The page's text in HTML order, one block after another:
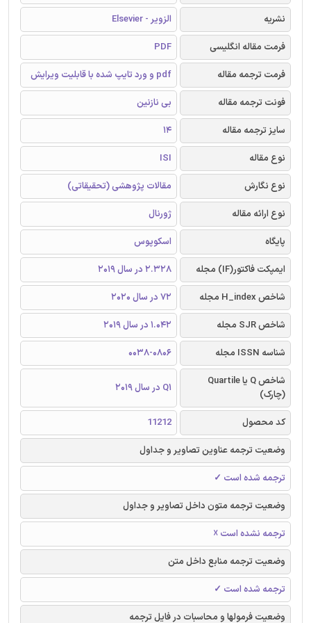
نشریه
الزویر - Elsevier
فرمت مقاله انگلیسی
PDF
فرمت ترجمه مقاله
pdf و ورد تایپ شده با قابلیت ویرایش
فونت ترجمه مقاله
بی نازنین
سایز ترجمه مقاله
14
نوع مقاله
ISI
نوع نگارش
مقالات پژوهشی (تحقیقاتی)
نوع ارائه مقاله
ژورنال
پایگاه
اسکوپوس
ایمپکت فاکتور(IF) مجله
2.328 در سال 2019
شاخص H_index مجله
72 در سال 2020
شاخص SJR مجله
1.042 در سال 2019
شناسه ISSN مجله
0038-0806
شاخص Q یا Quartile
(چارک)
Q1 در سال 2019
کد محصول
11212
وضعیت ترجمه عناوین تصاویر و جداول
ترجمه شده است ✓
وضعیت ترجمه متون داخل تصاویر و جداول
ترجمه نشده است ☓
وضعیت ترجمه منابع داخل متن
ترجمه شده است ✓
وضعیت فرمولها و محاسبات در فایل ترجمه